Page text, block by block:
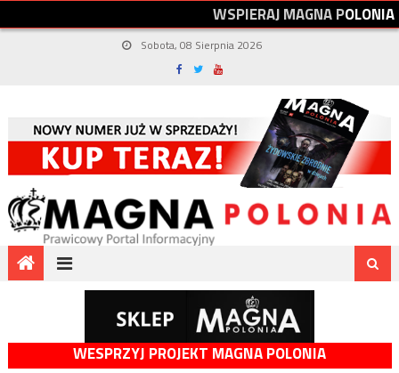
WSPIERAJMAGNAPOLONIA
Sobota, 08 Sierpnia 2026
WESPRZYJ PROJEKT MAGNA POLONIA